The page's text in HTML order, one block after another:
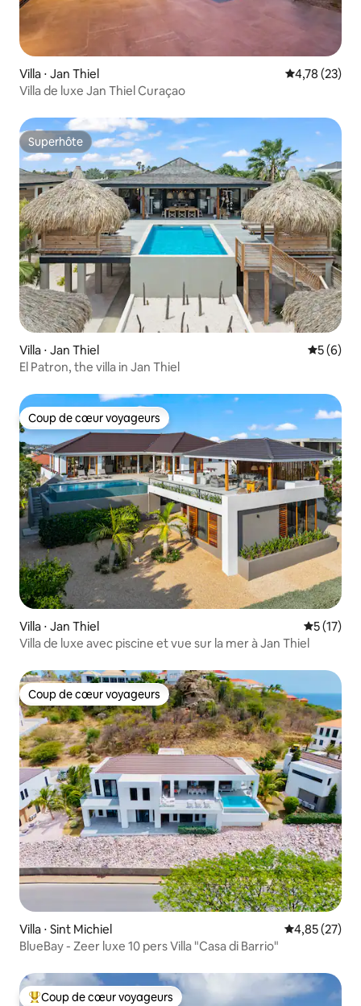
Villa ⋅ Jan Thiel Évaluation
4,78 (23)
Villa de luxe Jan Thiel Curaçao
Superhôte
Superhôte
Villa ⋅ Jan Thiel
5 (6)
El Patron, the villa in Jan Thiel
Coup de cœur voyageurs
Coup de cœur voyageurs
Villa ⋅ Jan Thiel
5 (17)
Villa de luxe avec piscine et vue sur la mer à Jan Thiel
Coup de cœur voyageurs
Coup de cœur voyageurs
Villa ⋅ Sint Michiel Évaluation
4,85 (27)
BlueBay - Zeer luxe 10 pers Villa "Casa di Barrio"
Coup de cœur voyageurs